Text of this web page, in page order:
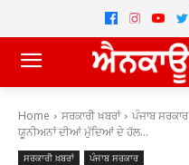
Home ਸਰਕਾਰੀ ਖ਼ਬਰਾਂ ਪੰਜਾਬ ਸਰਕਾਰ
ਯੂਨੀਅਨਾਂ ਦੀਆਂ ਮੁੱਦਿਆਂ ਦੇ ਹੱਲ...
ਸਰਕਾਰੀ ਖ਼ਬਰਾਂ ਪੰਜਾਬ ਸਰਕਾਰ